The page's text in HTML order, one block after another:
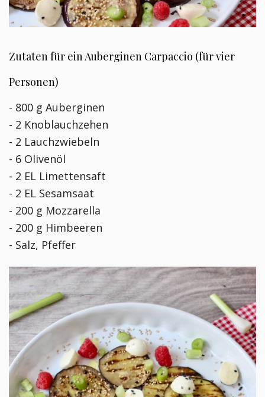
Zutaten für ein Auberginen Carpaccio (für vier
Personen)
- 800 g Auberginen
- 2 Knoblauchzehen
- 2 Lauchzwiebeln
- 6 Olivenöl
- 2 EL Limettensaft
- 2 EL Sesamsaat
- 200 g Mozzarella
- 200 g Himbeeren
- Salz, Pfeffer